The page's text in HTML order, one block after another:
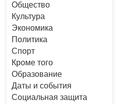
Общество
Культура
Экономика
Политика
Спорт
Кроме того
Образование
Даты и события
Социальная защита